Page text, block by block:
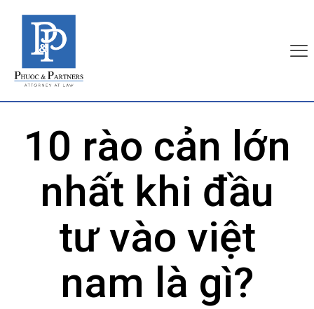
10 rào cản lớn
nhất khi đầu
tư vào việt
nam là gì?